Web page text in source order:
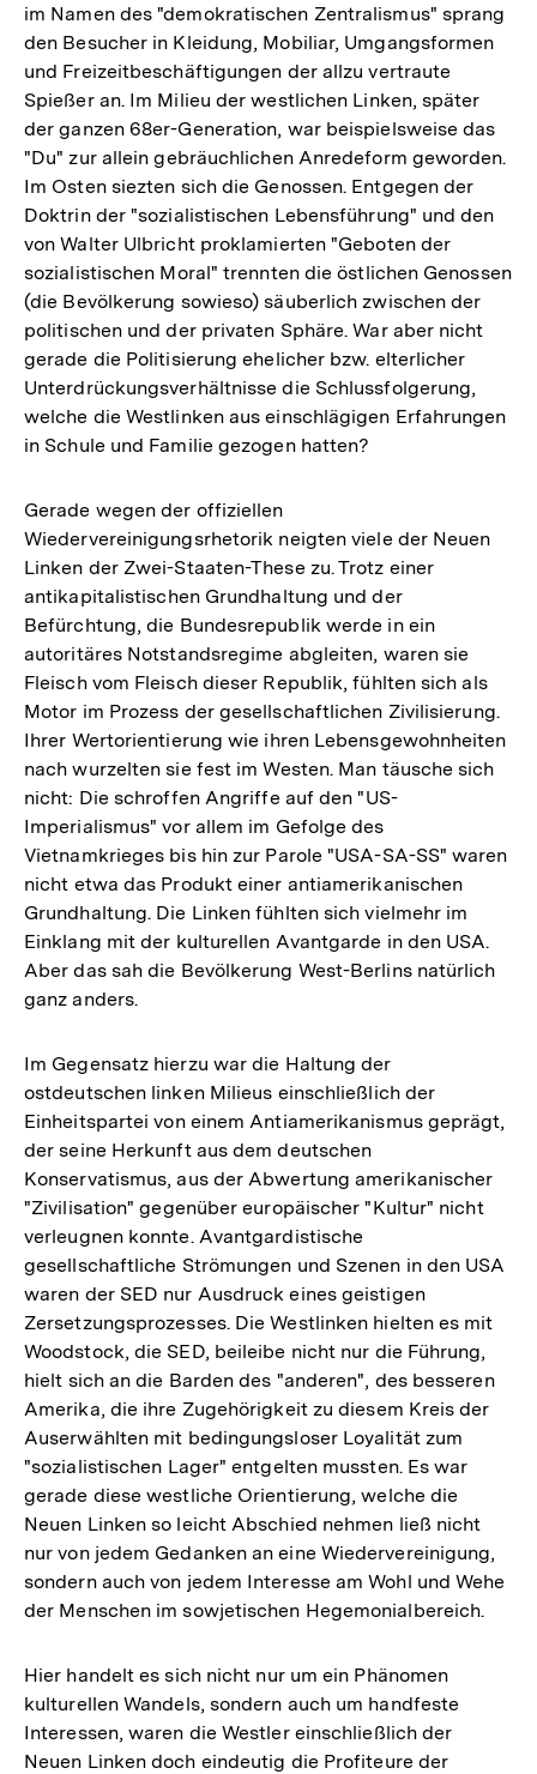
im Namen des "demokratischen Zentralismus" sprang
den Besucher in Kleidung, Mobiliar, Umgangsformen
und Freizeitbeschäftigungen der allzu vertraute
Spießer an. Im Milieu der westlichen Linken, später
der ganzen 68er-Generation, war beispielsweise das
"Du" zur allein gebräuchlichen Anredeform geworden.
Im Osten siezten sich die Genossen. Entgegen der
Doktrin der "sozialistischen Lebensführung" und den
von Walter Ulbricht proklamierten "Geboten der
sozialistischen Moral" trennten die östlichen Genossen
(die Bevölkerung sowieso) säuberlich zwischen der
politischen und der privaten Sphäre. War aber nicht
gerade die Politisierung ehelicher bzw. elterlicher
Unterdrückungsverhältnisse die Schlussfolgerung,
welche die Westlinken aus einschlägigen Erfahrungen
in Schule und Familie gezogen hatten?
Gerade wegen der offiziellen
Wiedervereinigungsrhetorik neigten viele der Neuen
Linken der Zwei-Staaten-These zu. Trotz einer
antikapitalistischen Grundhaltung und der
Befürchtung, die Bundesrepublik werde in ein
autoritäres Notstandsregime abgleiten, waren sie
Fleisch vom Fleisch dieser Republik, fühlten sich als
Motor im Prozess der gesellschaftlichen Zivilisierung.
Ihrer Wertorientierung wie ihren Lebensgewohnheiten
nach wurzelten sie fest im Westen. Man täusche sich
nicht: Die schroffen Angriffe auf den "US-
Imperialismus" vor allem im Gefolge des
Vietnamkrieges bis hin zur Parole "USA-SA-SS" waren
nicht etwa das Produkt einer antiamerikanischen
Grundhaltung. Die Linken fühlten sich vielmehr im
Einklang mit der kulturellen Avantgarde in den USA.
Aber das sah die Bevölkerung West-Berlins natürlich
ganz anders.
Im Gegensatz hierzu war die Haltung der
ostdeutschen linken Milieus einschließlich der
Einheitspartei von einem Antiamerikanismus geprägt,
der seine Herkunft aus dem deutschen
Konservatismus, aus der Abwertung amerikanischer
"Zivilisation" gegenüber europäischer "Kultur" nicht
verleugnen konnte. Avantgardistische
gesellschaftliche Strömungen und Szenen in den USA
waren der SED nur Ausdruck eines geistigen
Zersetzungsprozesses. Die Westlinken hielten es mit
Woodstock, die SED, beileibe nicht nur die Führung,
hielt sich an die Barden des "anderen", des besseren
Amerika, die ihre Zugehörigkeit zu diesem Kreis der
Auserwählten mit bedingungsloser Loyalität zum
"sozialistischen Lager" entgelten mussten. Es war
gerade diese westliche Orientierung, welche die
Neuen Linken so leicht Abschied nehmen ließ nicht
nur von jedem Gedanken an eine Wiedervereinigung,
sondern auch von jedem Interesse am Wohl und Wehe
der Menschen im sowjetischen Hegemonialbereich.
Hier handelt es sich nicht nur um ein Phänomen
kulturellen Wandels, sondern auch um handfeste
Interessen, waren die Westler einschließlich der
Neuen Linken doch eindeutig die Profiteure der